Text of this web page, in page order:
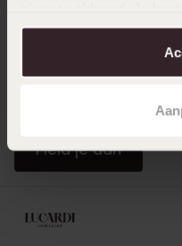
aanpassen. Lees er
Word member en
Meld je aan